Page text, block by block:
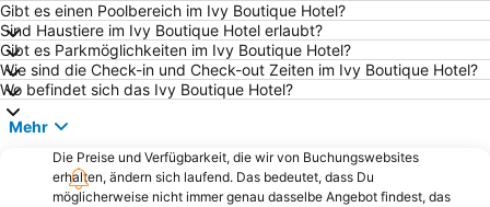
Gibt es einen Poolbereich im Ivy Boutique Hotel?
Sind Haustiere im Ivy Boutique Hotel erlaubt?
Gibt es Parkmöglichkeiten im Ivy Boutique Hotel?
Wie sind die Check-in und Check-out Zeiten im Ivy Boutique Hotel?
Wo befindet sich das Ivy Boutique Hotel?
Mehr
Die Preise und Verfügbarkeit, die wir von Buchungswebsites
erhalten, ändern sich laufend. Das bedeutet, dass Du
möglicherweise nicht immer genau dasselbe Angebot findest, das